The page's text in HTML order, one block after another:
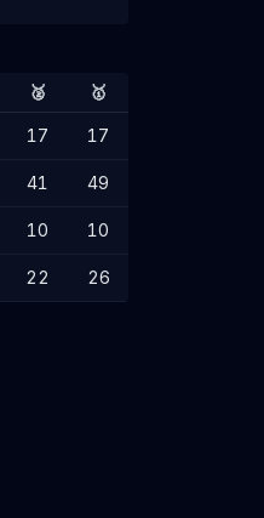
🥈 🥇
17 17
41 49
10 10
22 26